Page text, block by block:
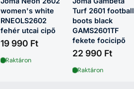
women's white
RNEOLS2602
fehér utcai cipő
19 990 Ft
Raktáron
Turf 2601 football
boots black
GAMS2601TF
fekete focicipő
22 990 Ft
Raktáron